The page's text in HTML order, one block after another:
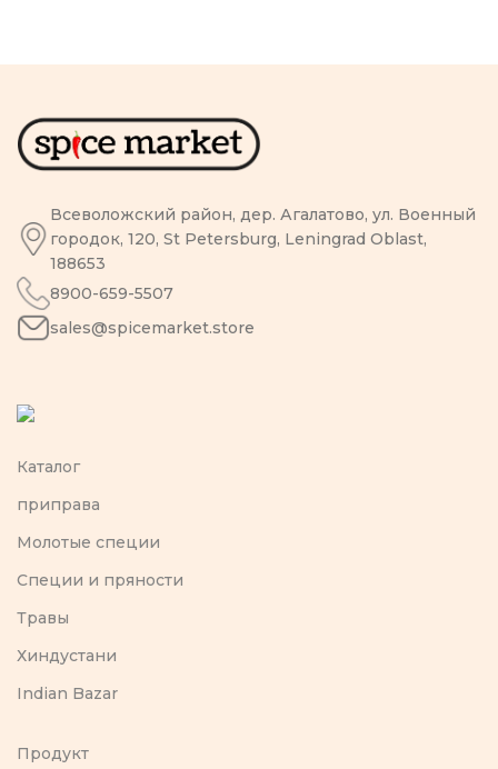
Всеволожский район, дер. Агалатово, ул. Военный
городок, 120, St Petersburg, Leningrad Oblast,
188653
8900-659-5507
sales@spicemarket.store
Каталог
приправа
Молотые специи
Специи и пряности
Травы
Хиндустани
Indian Bazar
Продукт